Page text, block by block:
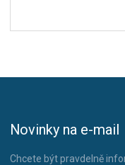
Novinky na e-mail
Chcete být pravdelně